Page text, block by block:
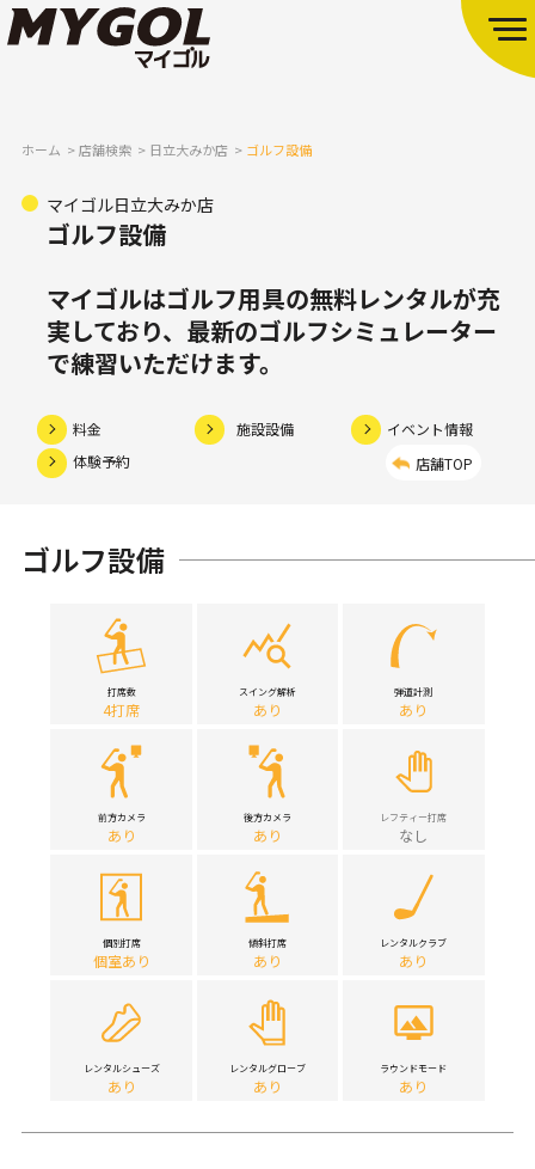
ホーム 店舗検索 日立大みか店 ゴルフ設備
マイゴル日立大みか店
ゴルフ設備
マイゴルはゴルフ用具の無料レンタルが充
実しており、 最新のゴルフシミュレーター
で練習いただけます。
料金 施設設備
イベント情報
体験予約
店舗TOP
ゴルフ設備
打席数
4打席
スイング解析
あり
弾道計測
あり
前方カメラ
あり
後方カメラ
あり
レフティー打席
なし
個別打席
個室あり
傾斜打席
あり
レンタルクラブ
あり
レンタルシューズ
あり
レンタルグローブ
あり
ラウンドモード
あり